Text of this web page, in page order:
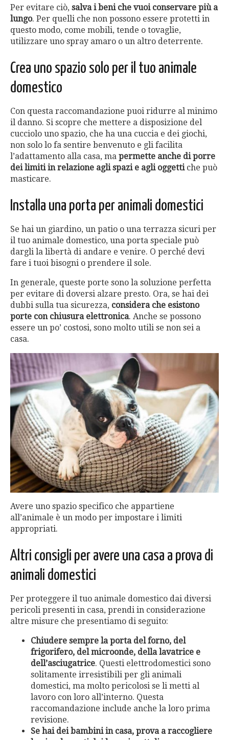
Per evitare ciò, salva i beni che vuoi conservare più a
lungo. Per quelli che non possono essere protetti in
questo modo, come mobili, tende o tovaglie,
utilizzare uno spray amaro o un altro deterrente.
Crea uno spazio solo per il tuo animale
domestico
Con questa raccomandazione puoi ridurre al minimo
il danno. Si scopre che mettere a disposizione del
cucciolo uno spazio, che ha una cuccia e dei giochi,
non solo lo fa sentire benvenuto e gli facilita
l’adattamento alla casa, ma permette anche di porre
dei limiti in relazione agli spazi e agli oggettiche può
masticare.
Installa una porta per animali domestici
Se hai un giardino, un patio o una terrazza sicuri per
il tuo animale domestico, una porta speciale può
dargli la libertà di andare e venire. O perché devi
fare i tuoi bisogni o prendere il sole.
In generale, queste porte sono la soluzione perfetta
per evitare di doversi alzare presto. Ora, se hai dei
dubbi sulla tua sicurezza, considera che esistono
porte con chiusura elettronica. Anche se possono
essere un po’ costosi, sono molto utili se non sei a
casa.
Avere uno spazio specifico che appartiene
all’animale è un modo per impostare i limiti
appropriati.
Altri consigli per avere una casa a prova di
animali domestici
Per proteggere il tuo animale domestico dai diversi
pericoli presenti in casa, prendi in considerazione
altre misure che presentiamo di seguito:
Chiudere sempre la porta del forno, del
frigorifero, del microonde, della lavatrice e
dell’asciugatrice. Questi elettrodomestici sono
solitamente irresistibili per gli animali
domestici, ma molto pericolosi se li metti al
lavoro con loro all’interno. Questa
raccomandazione include anche la loro prima
revisione.
Se hai dei bambini in casa, prova a raccogliere